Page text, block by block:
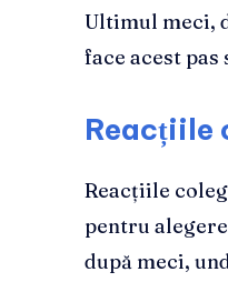
Ultimul meci,
face acest
Reacțiile
Reacțiile
pentru
după meci,